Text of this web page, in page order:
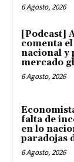
6 Agosto, 2026
[Podcast]
comenta
nacional y
mercado
6 Agosto, 2026
falta de
en lo
paradojas
6 Agosto, 2026